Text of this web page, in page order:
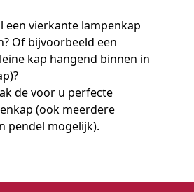
een vierkante lampenkap
? Of bijvoorbeeld een
kap hangend binnen in
de voor u perfecte
(ook meerdere
pendel mogelijk).